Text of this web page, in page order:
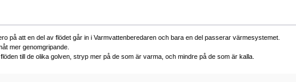
på att en del av flödet går in i Varmvattenberedaren och bara en del passerar värmesystemet.
mer genomgripande.
till de olika golven, stryp mer på de som är varma, och mindre på de som är kalla.